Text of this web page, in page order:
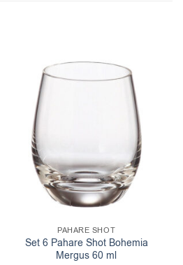
PAHARE SHOT
Set 6 Pahare Shot Bohemia
Mergus 60 ml